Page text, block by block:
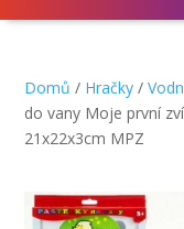
Domů / Hračky /
do vany Moje první
21x22x3cm MPZ